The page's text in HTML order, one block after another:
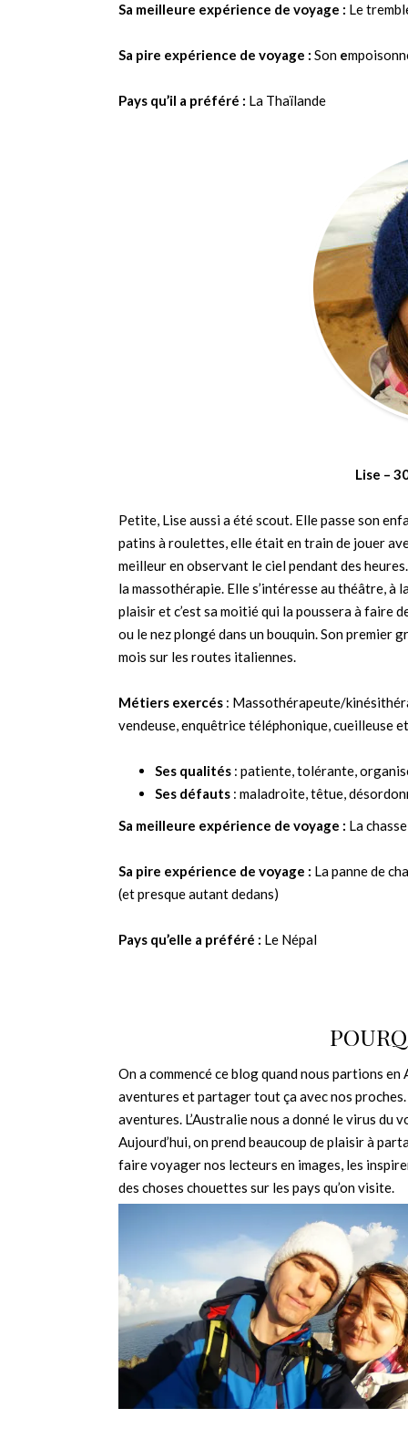
Sa meilleure expérience de voyage : Le
Sa pire expérience de voyage : Son e
Pays qu’il a préféré : La Thaïlande
Lise –
Petite, Lise aussi a été scout. Elle passe son
patins à roulettes, elle était en train de jouer
meilleur en observant le ciel pendant des
la massothérapie. Elle s’intéresse au théâtre,
plaisir et c’est sa moitié qui la poussera à faire
ou le nez plongé dans un bouquin. Son premier
mois sur les routes italiennes.
Métiers exercés : Massothérapeute/
vendeuse, enquêtrice téléphonique, cueilleuse
Ses qualités : patiente, tolérante,
Ses défauts : maladroite, têtue,
Sa meilleure expérience de voyage : La
Sa pire expérience de voyage : La panne de
(et presque autant dedans)
Pays qu’elle a préféré : Le Népal
On a commencé ce blog quand nous partions
aventures et partager tout ça avec nos
aventures. L’Australie nous a donné le virus du
Aujourd’hui, on prend beaucoup de plaisir à
faire voyager nos lecteurs en images, les
des choses chouettes sur les pays qu’on visite.